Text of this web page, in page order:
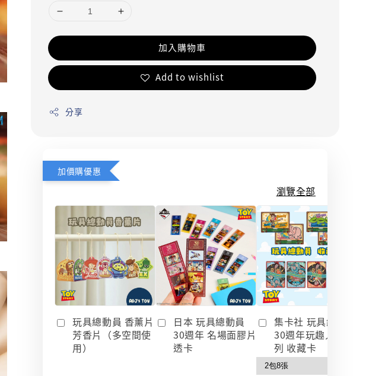
加入購物車
Add to wishlist
分享
加價購優惠
瀏覽全部
玩具總動員 香薰片
芳香片（多空間使
用）
日本 玩具總動員
30週年 名場面膠片
透卡
集卡社 玩具總動員
30週年玩趣人生系
列 收藏卡